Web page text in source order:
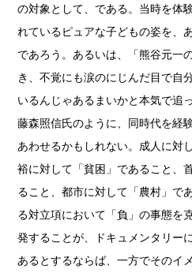
News Exhibition Members Workshop
Terms & Privacy Policy
Akifumi Tanaka (7) Fumikiyo
Kazuyuki Kawaguchi (42) Keiko
の対象として、である。当時を体
れているピュアな子どもの姿を、
であろう。あるいは、「熊谷元一
き、不覚にも涙のにじんだ目で自
いるんじゃあるまいかと本気で追
藤森照信氏のように、同時代を経
あわせるかもしれない。成人に対
裕に対して「貧困」であること、
ること、都市に対して「農村」で
る対立項において「負」の事態を
発することが、ドキュメンタリー
あるとするならば、一方でそのイ